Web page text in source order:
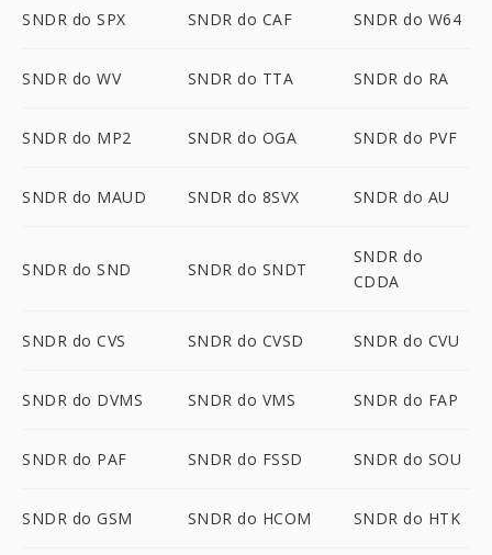
SNDR do SPX SNDR do CAF SNDR do W64
SNDR do WV SNDR do TTA SNDR do RA
SNDR do MP2 SNDR do OGA SNDR do PVF
SNDR do MAUD SNDR do 8SVX SNDR do AU
SNDR do SND SNDR do SNDT
SNDR do
CDDA
SNDR do CVS SNDR do CVSD SNDR do CVU
SNDR do DVMS SNDR do VMS SNDR do FAP
SNDR do PAF SNDR do FSSD SNDR do SOU
SNDR do GSM SNDR do HCOM SNDR do HTK